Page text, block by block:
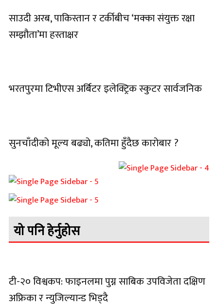
साउदी अरब, पाकिस्तान र टर्कीबीच ‘मक्का संयुक्त रक्षा
सम्झौता’मा हस्ताक्षर
भरतपुरमा टिभीएस अर्बिटर इलेक्ट्रिक स्कुटर सार्वजनिक
सुनचाँदीको मूल्य बढ्यो, कतिमा हुँदैछ कारोबार ?
यो पनि हेर्नुहोस
टी-२० विश्वकप: फाइनलमा पुग्न साबिक उपविजेता दक्षिण
अफ्रिका र न्युजिल्यान्ड भिड्दै